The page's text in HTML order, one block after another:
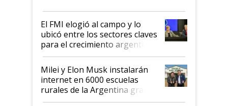
de Milei
El FMI elogió al campo y lo
ubicó entre los sectores claves
para el crecimiento argentino
Milei y Elon Musk instalarán
internet en 6000 escuelas
rurales de la Argentina gracias
a un acuerdo con Starlink